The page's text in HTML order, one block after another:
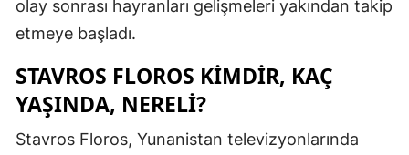
Hatay
olay sonrası hayranları gelişmeleri yakından takip
etmeye başladı.
STAVROS FLOROS KIMDIR, KAÇ
YAŞINDA, NERELI?
Stavros Floros, Yunanistan televizyonlarında